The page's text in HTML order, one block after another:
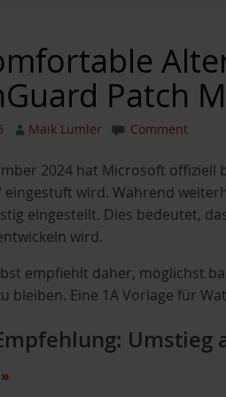
Patch
Maik Lumler Comment
2024 hat Microsoft offiziell
eingestuft wird. Während
eingestellt. Dies bedeutet,
wird.
empfiehlt daher, möglichst
bleiben. Eine 1A Vorlage für
Umstieg
»